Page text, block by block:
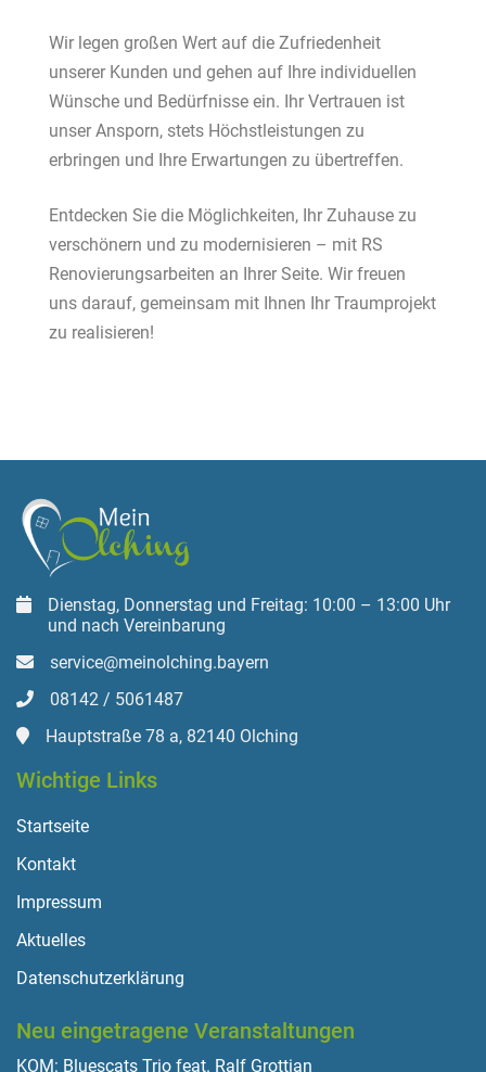
Wir legen großen Wert auf die Zufriedenheit
unserer Kunden und gehen auf Ihre individuellen
Wünsche und Bedürfnisse ein. Ihr Vertrauen ist
unser Ansporn, stets Höchstleistungen zu
erbringen und Ihre Erwartungen zu übertreffen.
Entdecken Sie die Möglichkeiten, Ihr Zuhause zu
verschönern und zu modernisieren – mit RS
Renovierungsarbeiten an Ihrer Seite. Wir freuen
uns darauf, gemeinsam mit Ihnen Ihr Traumprojekt
zu realisieren!
Dienstag, Donnerstag und Freitag: 10:00 – 13:00 Uhr
und nach Vereinbarung
service@meinolching.bayern
08142 / 5061487
Hauptstraße 78 a, 82140 Olching
Wichtige Links
Startseite
Kontakt
Impressum
Aktuelles
Datenschutzerklärung
Neu eingetragene Veranstaltungen
KOM: Bluescats Trio feat. Ralf Grottian